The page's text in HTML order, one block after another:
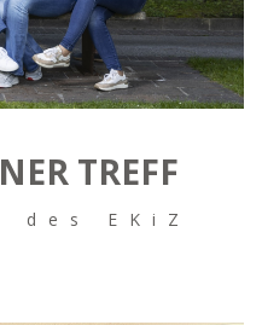
TREFF
des EKiZ